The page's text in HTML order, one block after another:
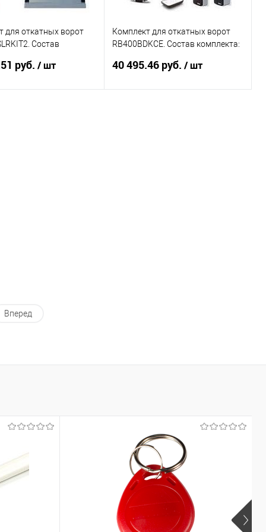
для откатных ворот
Состав
OXILR -
руб. / шт
Комплект для откатных ворот
RB400BDKCE. Состав комплекта:
OXIBD - 1 шт
40 495.46 руб./ шт
Вперед